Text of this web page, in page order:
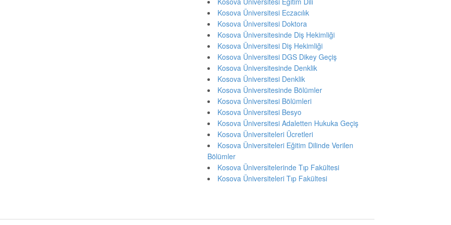
Kosova Üniversitesi Eczacılık
Kosova Üniversitesi Doktora
Kosova Üniversitesinde Diş Hekimliği
Kosova Üniversitesi Diş Hekimliği
Kosova Üniversitesi DGS Dikey Geçiş
Kosova Üniversitesinde Denklik
Kosova Üniversitesi Denklik
Kosova Üniversitesinde Bölümler
Kosova Üniversitesi Bölümleri
Kosova Üniversitesi Besyo
Kosova Üniversitesi Adaletten Hukuka Geçiş
Kosova Üniversiteleri Ücretleri
Kosova Üniversiteleri Eğitim Dilinde Verilen
Bölümler
Kosova Üniversitelerinde Tıp Fakültesi
Kosova Üniversiteleri Tıp Fakültesi